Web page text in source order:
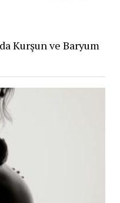
Kurşun ve Baryum